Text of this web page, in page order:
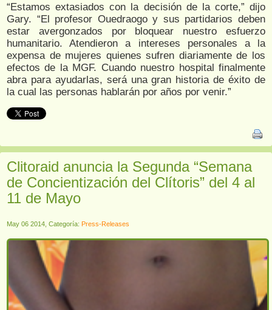
“Estamos extasiados con la decisión de la corte,” dijo
Gary. “El profesor Ouedraogo y sus partidarios deben
estar avergonzados por bloquear nuestro esfuerzo
humanitario. Atendieron a intereses personales a la
expensa de mujeres quienes sufren diariamente de los
efectos de la MGF. Cuando nuestro hospital finalmente
abra para ayudarlas, será una gran historia de éxito de
la cual las personas hablarán por años por venir.”
Clitoraid anuncia la Segunda “Semana
de Concientización del Clítoris” del 4 al
11 de Mayo
May 06 2014, Categoría: Press-Releases